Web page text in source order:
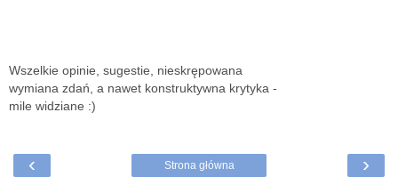
Wszelkie opinie, sugestie, nieskrępowana
wymiana zdań, a nawet konstruktywna krytyka -
mile widziane :)
‹ ›
Strona główna